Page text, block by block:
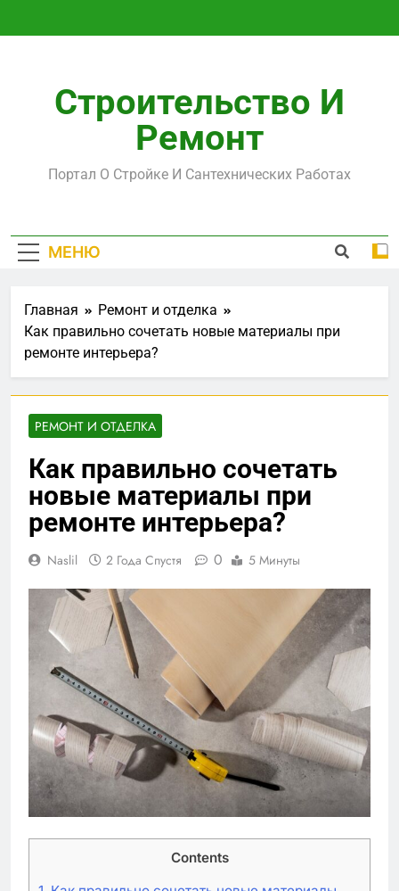
Строительство И
Ремонт
Портал О Стройке И Сантехнических Работах
МЕНЮ
Главная
Ремонт и отделка
Как правильно сочетать новые материалы при
ремонте интерьера?
РЕМОНТ И ОТДЕЛКА
Как правильно сочетать
новые материалы при
ремонте интерьера?
Naslil 2 Года Спустя 0 5 Минуты
Contents